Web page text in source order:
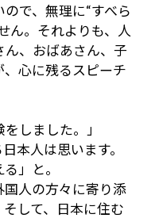
で、無理に“すべら
ん。それよりも、人
、おばあさん、子
心に残るスピーチ
しました。」
本人は思います。
」と。
人の方々に寄り添
して、日本に住む